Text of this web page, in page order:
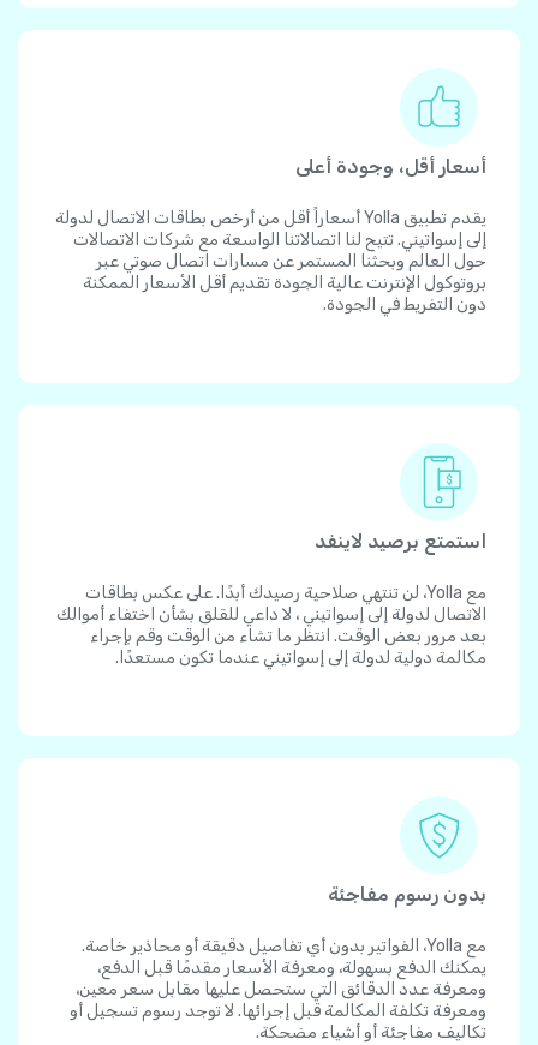
أسعار أقل، وجودة أعلى
يقدم تطبيق Yolla أسعاراً أقل من أرخص بطاقات الاتصال لدولة
إلى إسواتيني. تتيح لنا اتصالاتنا الواسعة مع شركات الاتصالات
حول العالم وبحثنا المستمر عن مسارات اتصال صوتي عبر
بروتوكول الإنترنت عالية الجودة تقديم أقل الأسعار الممكنة
دون التفريط في الجودة.
استمتع برصيد لاينفد
مع Yolla، لن تنتهي صلاحية رصيدك أبدًا. على عكس بطاقات
الاتصال لدولة إلى إسواتيني ، لا داعي للقلق بشأن اختفاء أموالك
بعد مرور بعض الوقت. انتظر ما تشاء من الوقت وقم بإجراء
مكالمة دولية لدولة إلى إسواتيني عندما تكون مستعدًا.
بدون رسوم مفاجئة
مع Yolla، الفواتير بدون أي تفاصيل دقيقة أو محاذير خاصة.
يمكنك الدفع بسهولة، ومعرفة الأسعار مقدمًا قبل الدفع،
ومعرفة عدد الدقائق التي ستحصل عليها مقابل سعر معين،
ومعرفة تكلفة المكالمة قبل إجرائها. لا توجد رسوم تسجيل أو
تكاليف مفاجئة أو أشياء مضحكة.